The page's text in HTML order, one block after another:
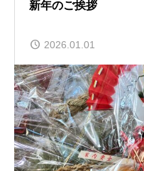
新年のご挨拶
2026.01.01